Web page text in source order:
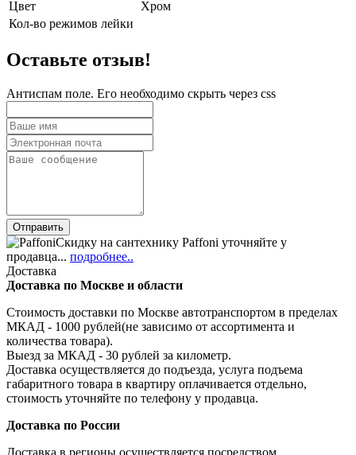
Цвет
Хром
Кол-во режимов лейки
Оставьте отзыв!
Антиспам поле. Его необходимо скрыть через css
Скидку на сантехнику Paffoni уточняйте у
продавца... подробнее..
Доставка
Доставка по Москве и области
Стоимость доставки по Москве автотранспортом в пределах
МКАД - 1000 рублей(не зависимо от ассортимента и
количества товара).
Выезд за МКАД - 30 рублей за километр.
Доставка осуществляется до подъезда, услуга подъема
габаритного товара в квартиру оплачивается отдельно,
стоимость уточняйте по телефону у продавца.
Доставка по России
Доставка в регионы осуществляется посредством